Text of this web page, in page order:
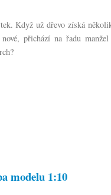
Když už dřevo získá
přichází na řadu
modelu 1:10